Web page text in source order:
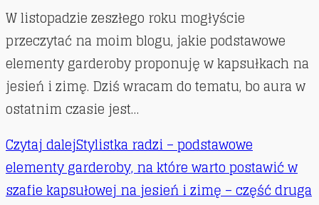
W listopadzie zeszłego roku mogłyście
przeczytać na moim blogu, jakie podstawowe
elementy garderoby proponuję w kapsułkach na
jesień i zimę. Dziś wracam do tematu, bo aura w
ostatnim czasie jest…
Czytaj dalejStylistka radzi – podstawowe
elementy garderoby, na które warto postawić w
szafie kapsułowej na jesień i zimę – część druga